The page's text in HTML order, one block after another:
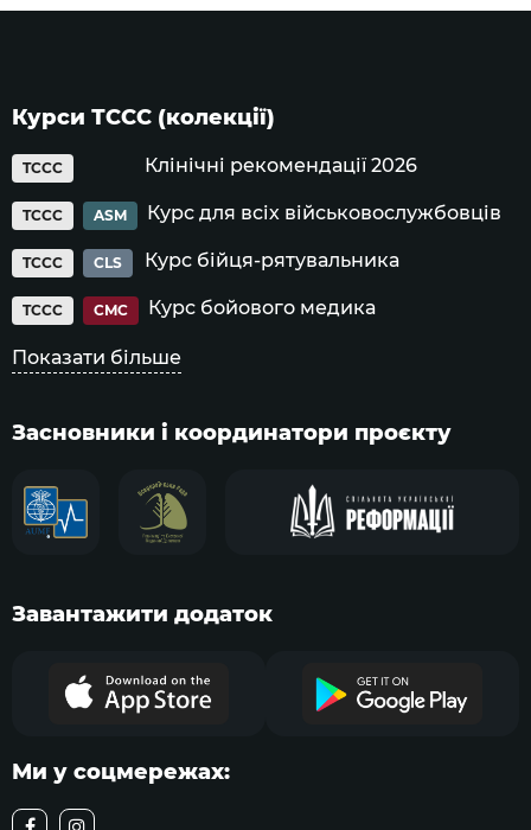
Курси ТССС (колекції)
TCCC Клінічні рекомендації 2026
TCCC ASM Курс для всіх військовослужбовців
TCCC CLS Курс бійця-рятувальника
TCCC CMC Курс бойового медика
Показати більше
Засновники і координатори проєкту
Завантажити додаток
Ми у соцмережах: